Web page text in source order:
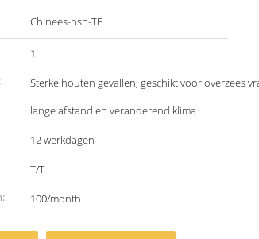
Chinees-nsh-TF
1
Sterke houten gevallen, geschikt voor overzees
lange afstand en veranderend klima
12 werkdagen
T/T
100/month